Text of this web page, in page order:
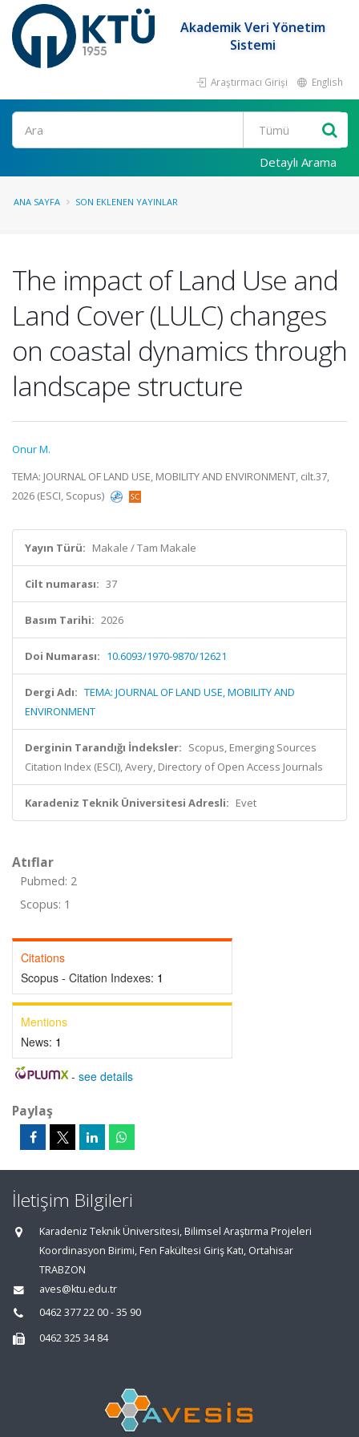
Akademik Veri Yönetim
Sistemi
Araştırmacı Girişi English
Ara
Detaylı Arama
ANA SAYFA SON EKLENEN YAYINLAR
The impact of Land Use and
Land Cover (LULC) changes
on coastal dynamics through
landscape structure
Onur M.
TEMA: JOURNAL OF LAND USE, MOBILITY AND ENVIRONMENT, cilt.37,
2026 (ESCI, Scopus)
Yayın Türü: Makale / Tam Makale
Cilt numarası: 37
Basım Tarihi: 2026
Doi Numarası: 10.6093/1970-9870/12621
Dergi Adı: TEMA: JOURNAL OF LAND USE, MOBILITY AND
ENVIRONMENT
Derginin Tarandığı İndeksler: Scopus, Emerging Sources
Citation Index (ESCI), Avery, Directory of Open Access Journals
Karadeniz Teknik Üniversitesi Adresli: Evet
Atıflar
Pubmed: 2
Scopus: 1
Citations
Scopus - Citation Indexes: 1
Mentions
News: 1
- see details
Paylaş
İletişim Bilgileri
Karadeniz Teknik Üniversitesi, Bilimsel Araştırma Projeleri
Koordinasyon Birimi, Fen Fakültesi Giriş Katı, Ortahisar
TRABZON
aves@ktu.edu.tr
0462 377 22 00 - 35 90
0462 325 34 84